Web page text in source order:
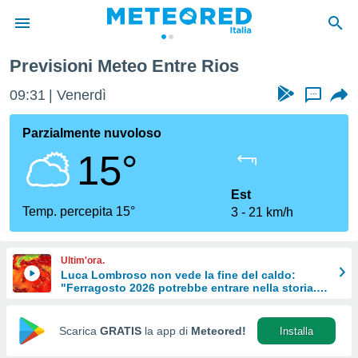
di
per
le
di
Web
Previsioni Meteo Entre Rios
09:31 Venerdì ...
Parzialmente nuvoloso
15°
Temp. percepita 15°
Est
3
21 km/h
Ultim'ora.
Luca Lombroso non vede la fine del caldo:
"Ferragosto 2026 potrebbe entrare nella storia.
Scarica GRATIS la app di Meteored! Installa